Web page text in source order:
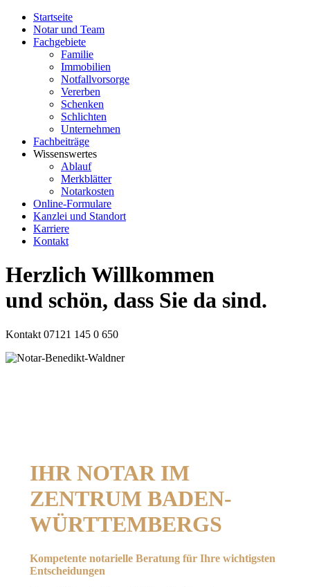
Startseite
Notar und Team
Fachgebiete
Familie
Immobilien
Notfallvorsorge
Vererben
Schenken
Schlichten
Unternehmen
Fachbeiträge
Wissenswertes
Ablauf
Merkblätter
Notarkosten
Online-Formulare
Kanzlei und Standort
Karriere
Kontakt
Herzlich Willkommen
und schön, dass Sie da sind.
Kontakt 07121 145 0 650
IHR NOTAR IM
ZENTRUM BADEN-
WÜRTTEMBERGS
Kompetente notarielle Beratung für Ihre wichtigsten
Entscheidungen